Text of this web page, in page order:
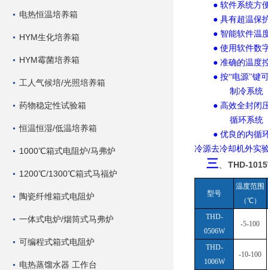
电热恒温培养箱
HYM生化培养箱
HYM霉菌培养箱
工人气候培/光照培养箱
药物稳定性试验箱
恒温恒湿/低温培养箱
1000℃箱式电阻炉/马弗炉
1200℃/1300℃箱式马福炉
陶瓷纤维箱式电阻炉
一体式电炉/烟筒式马弗炉
可编程式箱式电阻炉
电热蒸馏水器 工作台
● 软件系统方
● 具有超温保
● 智能软件温
● 使用软件数
● 准确的温度
● 按“电源"键
制冷系统
● 高效全封闭
循环系统
● 优良的内循
冷源去冷却机外实
三 THD-
型号
温度范围
（℃）
THD-
0506W
-5-100
THD-
1006W
-10-100